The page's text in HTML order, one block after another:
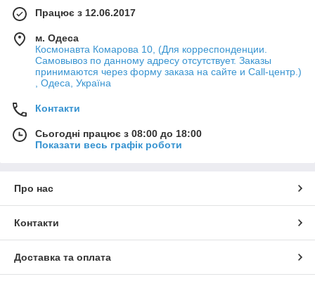
Працює з 12.06.2017
м. Одеса
Космонавта Комарова 10, (Для корреспонденции.
Самовывоз по данному адресу отсутствует. Заказы
принимаются через форму заказа на сайте и Call-центр.)
, Одеса, Україна
Контакти
Сьогодні працює з 08:00 до 18:00
Показати весь графік роботи
Про нас
Контакти
Доставка та оплата